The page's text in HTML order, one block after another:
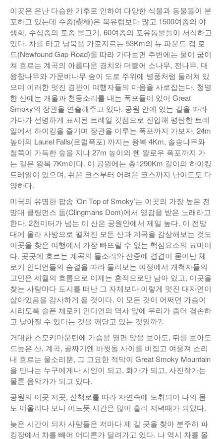
이곳은 온난 다습한 기후로 인하여 다양한 식물과 동물들이 분
포하고 있는데 수종(樹種)은 북유럽보다 많고 1500여종의 야
생화, 수십종의 토종 물고기, 60여종의 포유동물들이 서식하고
있다. 차를 타고 남북을 가로지르는 53Km의 뉴 파운드 갭 로
드(Newfound Gap Road)를 따라 가다보면 주변에는 물이 굽이
쳐 흐르는 계곡의 아름다운 경치와 더불어 소나무, 전나무, 대
왕참나무와 가문비나무 숲이 도로 주위에 병풍처럼 둘러쳐 있
으며 이러한 멋진 경관이 여행자들의 마음을 사로잡는다. 청명
한 산에는 개울과 천둥소리를 내는 폭포들이 있어 Great
Smoky의 장관을 연출해주고 있다. 공원 안에 있는 길을 따라
가다가 선명하게 표시된 트레일 깃점으로 진입해 평탄한 트레
일에서 하이킹을 즐기며 장관을 이루는 폭포까지 가보자. 24m
높이의 Laurel Falls(로럴폭포) 까지는 왕복 4Km, 솔송나무와
철쭉이 가득한 숲을 지나 27m 높이의 헨 왈로우 폭포까지 가
는 길은 왕복 7Km이다. 이 공원에는 총1290Km 길이의 하이킹
트레일이 있으며, 쉬운 코스부터 어려운 코스까지 난이도도 다
양하다.
미국의 유명한 팝송 ‘On Top of Smoky’는 이곳의 가장 높은 전
망대 클링먼스 돔(Clingmans Dom)에서 영감을 받은 노래라고
한다. 2천미터가 넘는 이 산은 공원안에서 제일 높다. 이 전망
대에 올라 사방으로 펼쳐진 모든 산과 계곡을 감상해보는 것도
이곳을 찾은 여행에서 가장 빠뜨릴 수 없는 핵심요소의 묘미이
다. 곳곳에 흐르는 계곡의 물소리와 산중에 겹겹이 묻어난 체
로키 인디언들의 숨결을 따라 둘러보는 여정에서 개척자들의
고민은 세월의 흐름으로 이제는 흔적으로만 남아 있고, 이곳을
찾는 사람마다 도시를 떠난 그 자체보다 이렇게 멋진 대자연이
살아있음을 감사하게 될 것이다. 이 모든 것이 어쩌면 가슴이
시리도록 슬픈 체로키 인디언의 역사 앞에 우리가 좀더 겸손하
고 낮아질 수 있다는 것을 깨닫고 있는 것일까?.
거대한 스모키마운틴에 가슴을 열면 앞을 보아도, 뒤를 보아도
드높은 산, 계곡, 골짜기엔 바윗돌 사이를 비집고 여울져 소리
내 흐르는 물소리뿐, 그 고요한 적막이 Great Smoky Mountain
을 만나는 누구에게나 시인이 되고, 화가가 되고, 사진작가는
물론 음악가가 되고 있다.
공원의 이곳 저곳, 산책로를 따라 자연속에 도취되어 나의 몸
도 어울리다 보니 어느듯 시간은 많이 흘러 저녁때가 되었다.
늦은 시간이 되자 사람들은 저마다 제 갈 곳을 찾아 분주히 파
킹장에서 차를 빼어 어디론가 달려가고 있다. 나 역시 차를 몰